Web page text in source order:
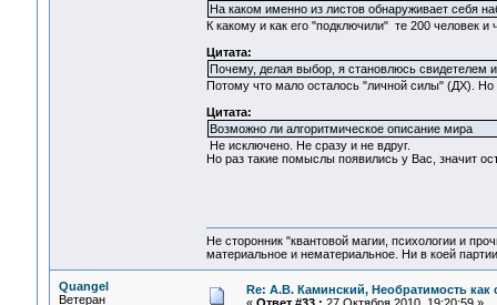
На каком именно из листов обнаруживает себя
К какому и как его "подключили" те 200 человек
Цитата:
Почему, делая выбор, я становлюсь свидетелем
Потому что мало осталось "личной силы" (ДХ).
Цитата:
Возможно ли алгоритмическое описание мира
Не исключено. Не сразу и не вдруг.
Но раз такие помыслы появились у Вас, значит
Не сторонник "квантовой магии, психологии и
материальное и нематериальное. Ни в коей
Quangel
Ветеран
Re: А.В. Каминский, Необратимость как